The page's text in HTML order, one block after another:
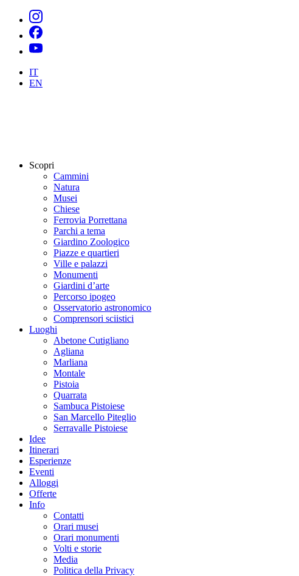
IT
EN
Scopri
Cammini
Natura
Musei
Chiese
Ferrovia Porrettana
Parchi a tema
Giardino Zoologico
Piazze e quartieri
Ville e palazzi
Monumenti
Giardini d’arte
Percorso ipogeo
Osservatorio astronomico
Comprensori sciistici
Luoghi
Abetone Cutigliano
Agliana
Marliana
Montale
Pistoia
Quarrata
Sambuca Pistoiese
San Marcello Piteglio
Serravalle Pistoiese
Idee
Itinerari
Esperienze
Eventi
Alloggi
Offerte
Info
Contatti
Orari musei
Orari monumenti
Volti e storie
Media
Politica della Privacy